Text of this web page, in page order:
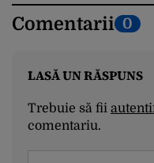
Comentarii 0
LASĂ UN RĂSPUNS
Trebuie să fii
comentariu.